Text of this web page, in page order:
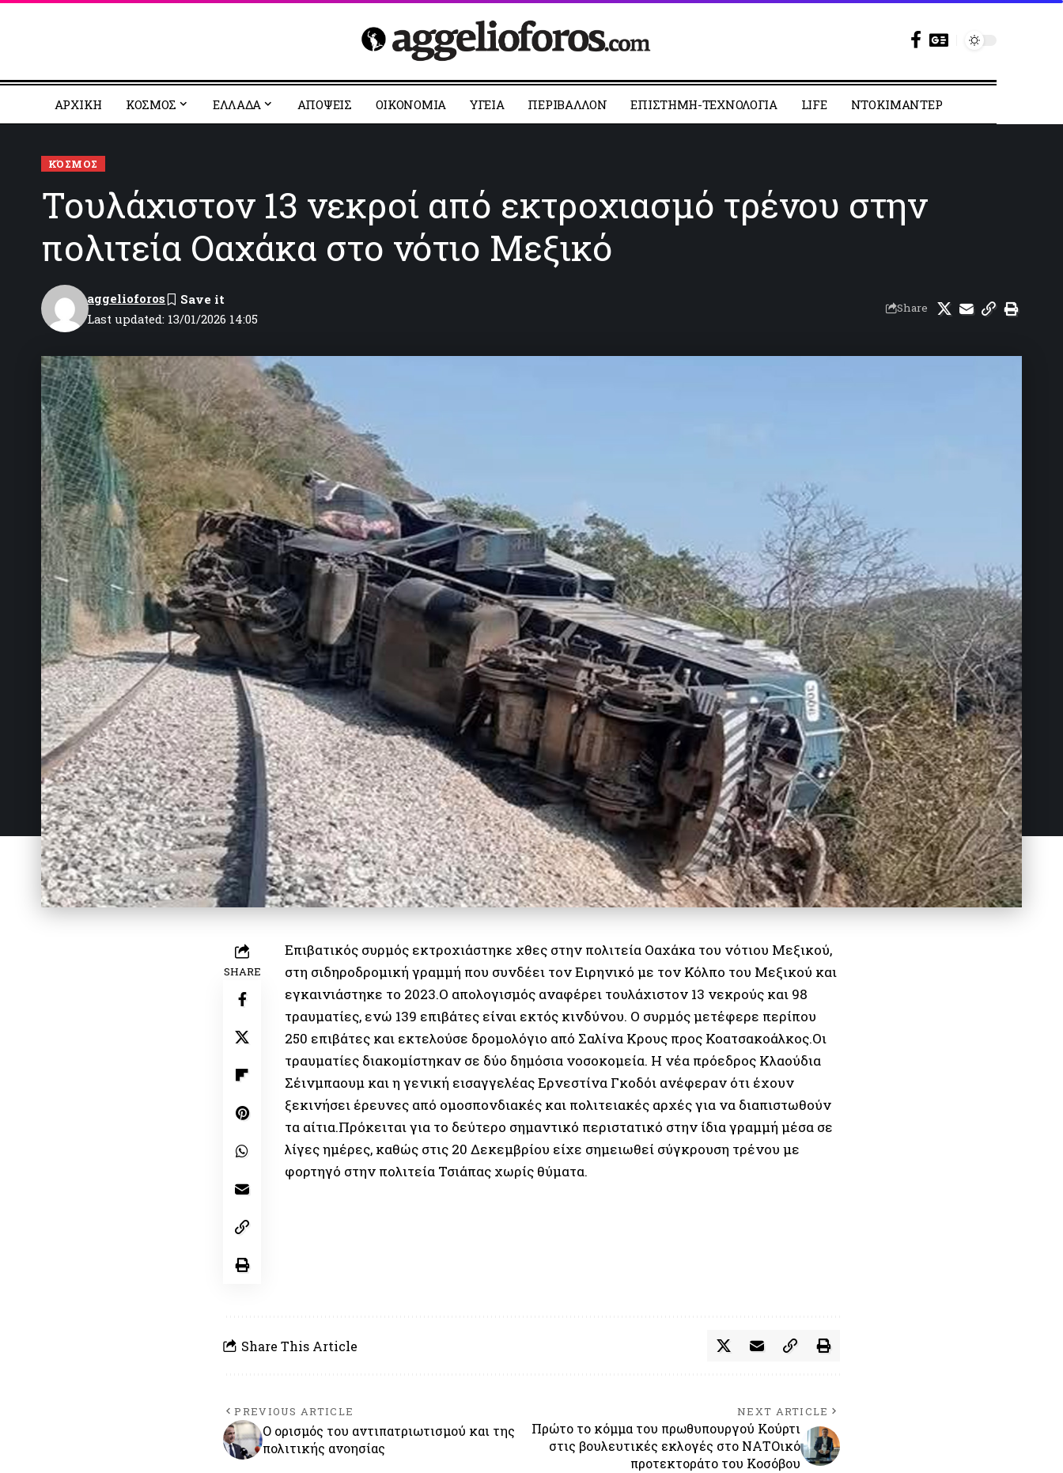
ΑΡΧΙΚΗ ΚΟΣΜΟΣ EΛΛΑΔΑ ΑΠΟΨΕΙΣ ΟΙΚΟΝΟΜΙΑ YΓΕΙΑ ΠΕΡΙΒΑΛΛΟΝ ΕΠΙΣΤΗΜΗ-ΤΕΧΝΟΛΟΓΙΑ LIFE ΝΤΟΚΙΜΑΝΤΕΡ
ΚΌΣΜΟΣ
Τουλάχιστον 13 νεκροί από εκτροχιασμό τρένου στην
πολιτεία Οαχάκα στο νότιο Μεξικό
Last updated: 13/01/2026 14:05
aggelioforos
Share
SHARE
Επιβατικός συρμός εκτροχιάστηκε χθες στην πολιτεία Οαχάκα του νότιου Μεξικού,
στη σιδηροδρομική γραμμή που συνδέει τον Ειρηνικό με τον Κόλπο του Μεξικού και
εγκαινιάστηκε το 2023.Ο απολογισμός αναφέρει τουλάχιστον 13 νεκρούς και 98
τραυματίες, ενώ 139 επιβάτες είναι εκτός κινδύνου. Ο συρμός μετέφερε περίπου
250 επιβάτες και εκτελούσε δρομολόγιο από Σαλίνα Κρους προς Κοατσακοάλκος.Οι
τραυματίες διακομίστηκαν σε δύο δημόσια νοσοκομεία. Η νέα πρόεδρος Κλαούδια
Σέινμπαουμ και η γενική εισαγγελέας Ερνεστίνα Γκοδόι ανέφεραν ότι έχουν
ξεκινήσει έρευνες από ομοσπονδιακές και πολιτειακές αρχές για να διαπιστωθούν
τα αίτια.Πρόκειται για το δεύτερο σημαντικό περιστατικό στην ίδια γραμμή μέσα σε
λίγες ημέρες, καθώς στις 20 Δεκεμβρίου είχε σημειωθεί σύγκρουση τρένου με
φορτηγό στην πολιτεία Τσιάπας χωρίς θύματα.
Share This Article
PREVIOUS ARTICLE
Ο ορισμός του αντιπατριωτισμού και της
πολιτικής ανοησίας
NEXT ARTICLE
Πρώτο το κόμμα του πρωθυπουργού Κούρτι
στις βουλευτικές εκλογές στο ΝΑΤΟικό
προτεκτοράτο του Κοσόβου